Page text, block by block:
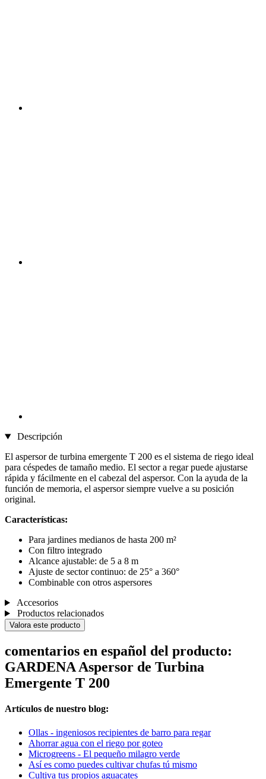
Descripción
El aspersor de turbina emergente T 200 es el sistema de riego ideal
para céspedes de tamaño medio. El sector a regar puede ajustarse
rápida y fácilmente en el cabezal del aspersor. Con la ayuda de la
función de memoria, el aspersor siempre vuelve a su posición
original.
Características:
Para jardines medianos de hasta 200 m²
Con filtro integrado
Alcance ajustable: de 5 a 8 m
Ajuste de sector continuo: de 25° a 360°
Combinable con otros aspersores
Accesorios
Productos relacionados
Valora este producto
comentarios en español del producto:
GARDENA Aspersor de Turbina
Emergente T 200
Artículos de nuestro blog:
Ollas - ingeniosos recipientes de barro para regar
Ahorrar agua con el riego por goteo
Microgreens - El pequeño milagro verde
Así es como puedes cultivar chufas tú mismo
Cultiva tus propios aguacates